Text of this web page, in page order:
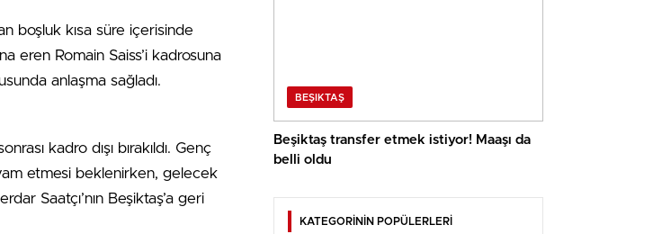
boşluk kısa süre içerisinde
eren Romain Saiss’i kadrosuna
anlaşma sağladı.
kadro dışı bırakıldı. Genç
etmesi beklenirken, gelecek
Saatçı’nın Beşiktaş’a geri
BEŞIKTAŞ
Beşiktaş transfer etmek istiyor! Maaşı da
belli oldu
KATEGORİNİN POPÜLERLERİ